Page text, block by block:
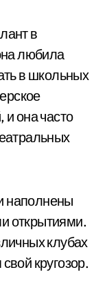
в
любила
в школьных
и она часто
наполнены
открытиями.
клубах
кругозор.